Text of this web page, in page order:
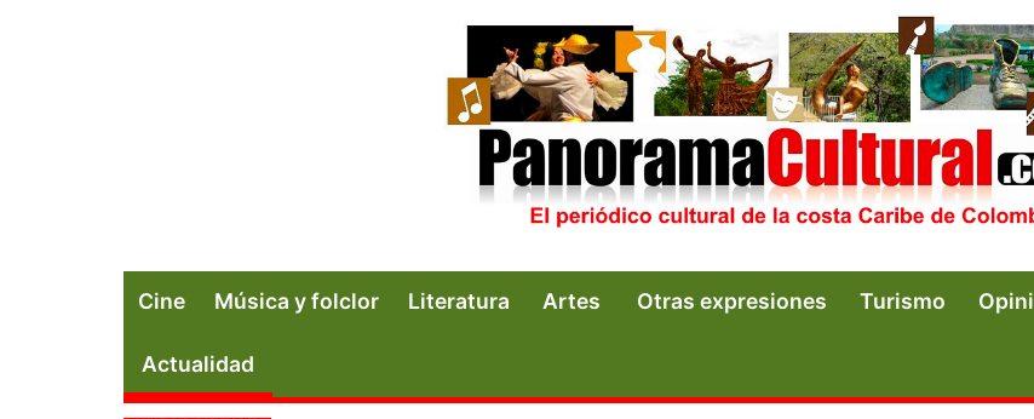
Cine Música y folclor Literatura Artes Otras expresiones Turismo
Actualidad